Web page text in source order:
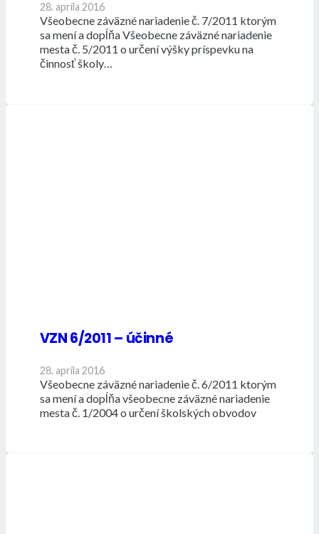
28. apríla 2016
Všeobecne záväzné nariadenie č. 7/2011 ktorým
sa mení a dopĺňa Všeobecne záväzné nariadenie
mesta č. 5/2011 o určení výšky príspevku na
činnosť školy…
VZN 6/2011 – účinné
28. apríla 2016
Všeobecne záväzné nariadenie č. 6/2011 ktorým
sa mení a dopĺňa všeobecne záväzné nariadenie
mesta č. 1/2004 o určení školských obvodov